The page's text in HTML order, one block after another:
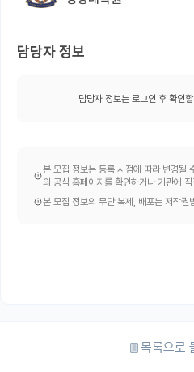
담당자 정보
담당자 정보는 로그인 후 확인
본 모집 정보는 등록 시점에 따라 변경될
의 공식 홈페이지를 확인하거나 기관에
본 모집 정보의 무단 복제, 배포는 저작권
목록으로